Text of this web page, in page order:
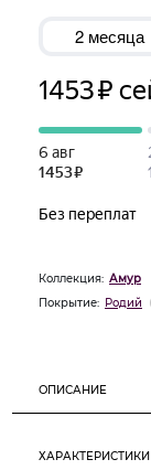
Коллекция: Амур
Покрытие: Родий
ОПИСАНИЕ
ХАРАКТЕРИСТИКИ